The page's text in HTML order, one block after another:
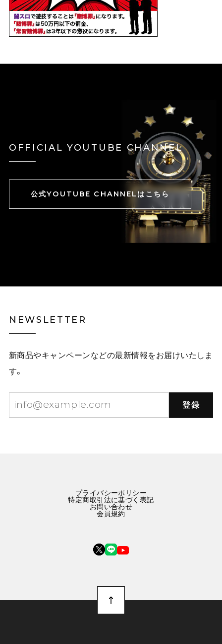
OFFICIAL YOUTUBE CHANNEL
公式YOUTUBE CHANNELはこちら
NEWSLETTER
新商品やキャンペーンなどの最新情報をお届けいたしま
す。
登録
プライバシーポリシー
特定商取引法に基づく表記
お問い合わせ
会員規約